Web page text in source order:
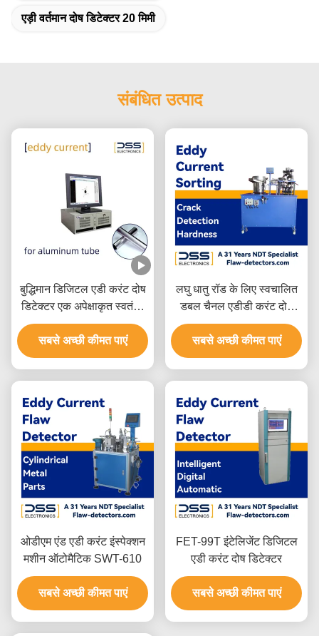
एड़ी वर्तमान दोष डिटेक्टर 20 मिमी
संबंधित उत्पाद
बुद्धिमान डिजिटल एडी करंट दोष
डिटेक्टर एक अपेक्षाकृत स्वतंत्र
परीक्षण चैनल
सबसे अच्छी कीमत पाएं
लघु धातु रॉड के लिए स्वचालित
डबल चैनल एडीडी करंट दोष
डिटेक्टर
सबसे अच्छी कीमत पाएं
ओडीएम एंड एडी करंट इंस्पेक्शन
मशीन ऑटोमैटिक SWT-610
सबसे अच्छी कीमत पाएं
FET-99T इंटेलिजेंट डिजिटल
एडी करंट दोष डिटेक्टर
सबसे अच्छी कीमत पाएं